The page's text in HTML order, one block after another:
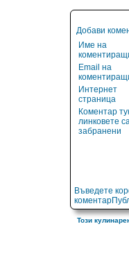
Добави
Име на
Email на
Интернет
страница
Коментар
линковете
забранени
Въведете
Този